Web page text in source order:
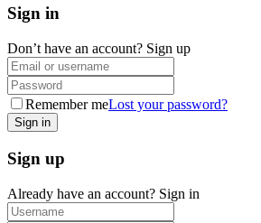
Sign in
Don’t have an account? Sign up
Remember meLost your password?
Sign up
Already have an account? Sign in